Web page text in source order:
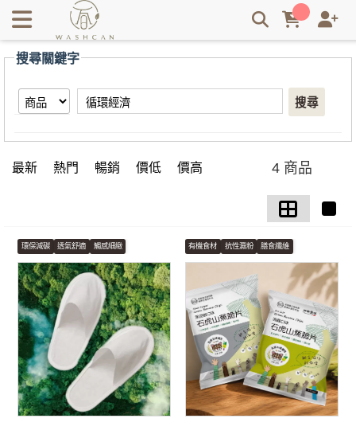
【循環經濟】搜尋結果 | Washcan瓦士肯
搜尋關鍵字
搜尋
最新 熱門 暢銷 價低 價高 4 商品
環保減碳 透氣舒適 觸感細緻 有機食材 抗性澱粉 膳食纖維